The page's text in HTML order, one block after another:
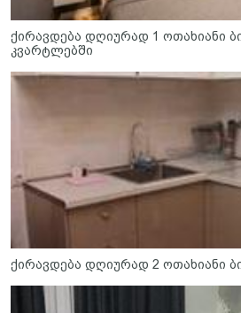
ქირავდება დღიურად 1 ოთახიანი
კვარტლებში
ქირავდება დღიურად 2 ოთახიანი